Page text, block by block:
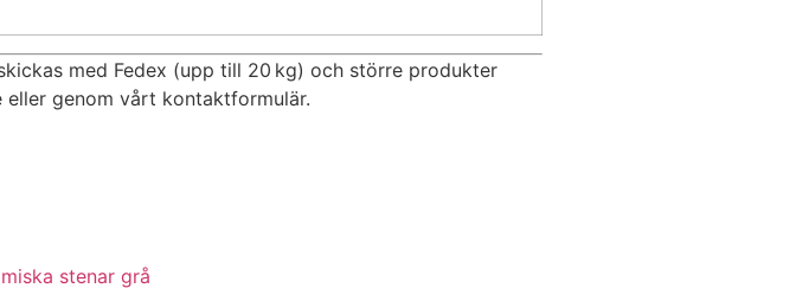
med Fedex (upp till 20 kg) och större produkter
eller genom vårt kontaktformulär.